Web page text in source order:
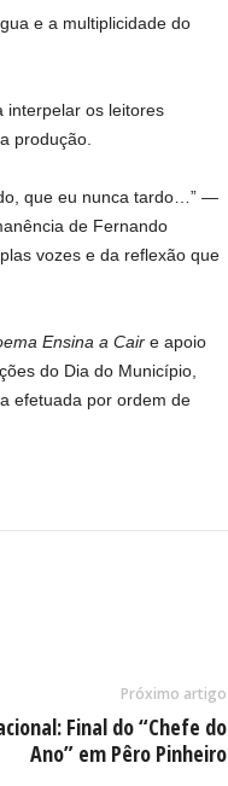
e a multiplicidade do
interpelar os leitores
produção.
que eu nunca tardo…” —
de Fernando
vozes e da reflexão que
Ensina a Caire apoio
do Dia do Município,
efetuada por ordem de
Próximo artigo
Final do “Chefe do
Ano” em Pêro Pinheiro